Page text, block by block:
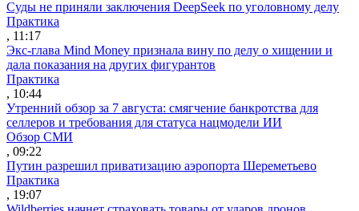
Суды не приняли заключения DeepSeek по уголовному делу
Практика
, 11:17
Экс-глава Mind Money признала вину по делу о хищении и
дала показания на других фигурантов
Практика
, 10:44
Утренний обзор за 7 августа: смягчение банкротства для
селлеров и требования для статуса нацмодели ИИ
Обзор СМИ
, 09:22
Путин разрешил приватизацию аэропорта Шереметьево
Практика
, 19:07